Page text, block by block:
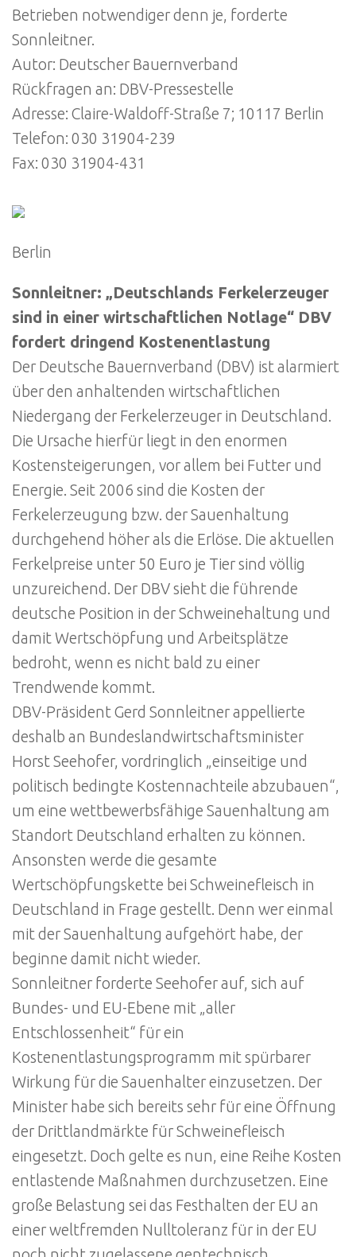
Betrieben notwendiger denn je, forderte
Sonnleitner.
Autor: Deutscher Bauernverband
Rückfragen an: DBV-Pressestelle
Adresse: Claire-Waldoff-Straße 7; 10117 Berlin
Telefon: 030 31904-239
Fax: 030 31904-431
Berlin
Sonnleitner: „Deutschlands Ferkelerzeuger
sind in einer wirtschaftlichen Notlage“ DBV
fordert dringend Kostenentlastung
Der Deutsche Bauernverband (DBV) ist alarmiert
über den anhaltenden wirtschaftlichen
Niedergang der Ferkelerzeuger in Deutschland.
Die Ursache hierfür liegt in den enormen
Kostensteigerungen, vor allem bei Futter und
Energie. Seit 2006 sind die Kosten der
Ferkelerzeugung bzw. der Sauenhaltung
durchgehend höher als die Erlöse. Die aktuellen
Ferkelpreise unter 50 Euro je Tier sind völlig
unzureichend. Der DBV sieht die führende
deutsche Position in der Schweinehaltung und
damit Wertschöpfung und Arbeitsplätze
bedroht, wenn es nicht bald zu einer
Trendwende kommt.
DBV-Präsident Gerd Sonnleitner appellierte
deshalb an Bundeslandwirtschaftsminister
Horst Seehofer, vordringlich „einseitige und
politisch bedingte Kostennachteile abzubauen“,
um eine wettbewerbsfähige Sauenhaltung am
Standort Deutschland erhalten zu können.
Ansonsten werde die gesamte
Wertschöpfungskette bei Schweinefleisch in
Deutschland in Frage gestellt. Denn wer einmal
mit der Sauenhaltung aufgehört habe, der
beginne damit nicht wieder.
Sonnleitner forderte Seehofer auf, sich auf
Bundes- und EU-Ebene mit „aller
Entschlossenheit“ für ein
Kostenentlastungsprogramm mit spürbarer
Wirkung für die Sauenhalter einzusetzen. Der
Minister habe sich bereits sehr für eine Öffnung
der Drittlandmärkte für Schweinefleisch
eingesetzt. Doch gelte es nun, eine Reihe Kosten
entlastende Maßnahmen durchzusetzen. Eine
große Belastung sei das Festhalten der EU an
einer weltfremden Nulltoleranz für in der EU